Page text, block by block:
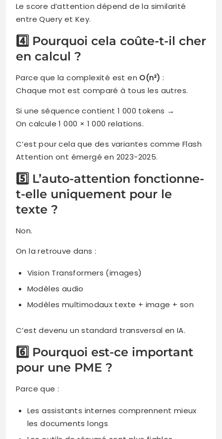
Le score d’attention dépend de la similarité
entre Query et Key.
4️⃣ Pourquoi cela coûte-t-il cher
en calcul ?
Parce que la complexité est enO(n²) :
Chaque mot est comparé à tous les autres.
Si une séquence contient 1 000 tokens →
On calcule 1 000 × 1 000 relations.
C’est pour cela que des variantes comme Flash
Attention ont émergé en 2023-2025.
5️⃣ L’auto-attention fonctionne-
t-elle uniquement pour le
texte ?
Non.
On la retrouve dans :
Vision Transformers (images)
Modèles audio
Modèles multimodaux texte + image + son
C’est devenu un standard transversal en IA.
6️⃣ Pourquoi est-ce important
pour une PME ?
Parce que :
Les assistants internes comprennent mieux
les documents longs